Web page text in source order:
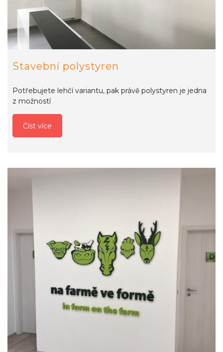
Stavební polystyren
Potřebujete lehčí variantu, pak právě polystyren je jedna
z možností
Číst více